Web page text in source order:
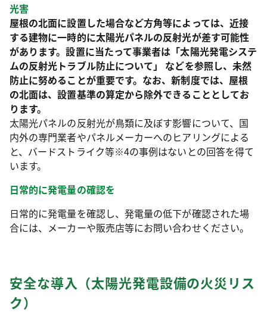
光害
屋根の北面に設置した場合など方角等によっては、近接
する建物に一時的に太陽光パネルの反射光が差す可能性
があります。設置に当たって事業者は「太陽光発電システ
ムの反射光トラブル防止について」 などを参照し、未然
防止に努めることが重要です。なお、新制度では、屋根
の北面は、設置基準の算定から除外できることとしてお
ります。
太陽光パネルの反射光が鳥類に及ぼす影響について、国
内外の専門業者やパネルメーカーへのヒアリングによる
と、バードストライク等※4の事例はないとの回答を得て
います。
日常的に発電量の確認を
日常的に発電量を確認し、発電量の低下が確認された場
合には、メーカーや販売店等にお問い合わせください。
安全な導入（太陽光発電設備の火災リス
ク）